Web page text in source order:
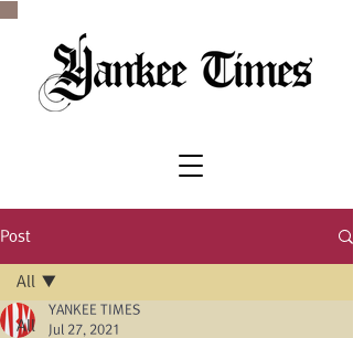
Post
All
All
YANKEE TIMES
Jul 27, 2021